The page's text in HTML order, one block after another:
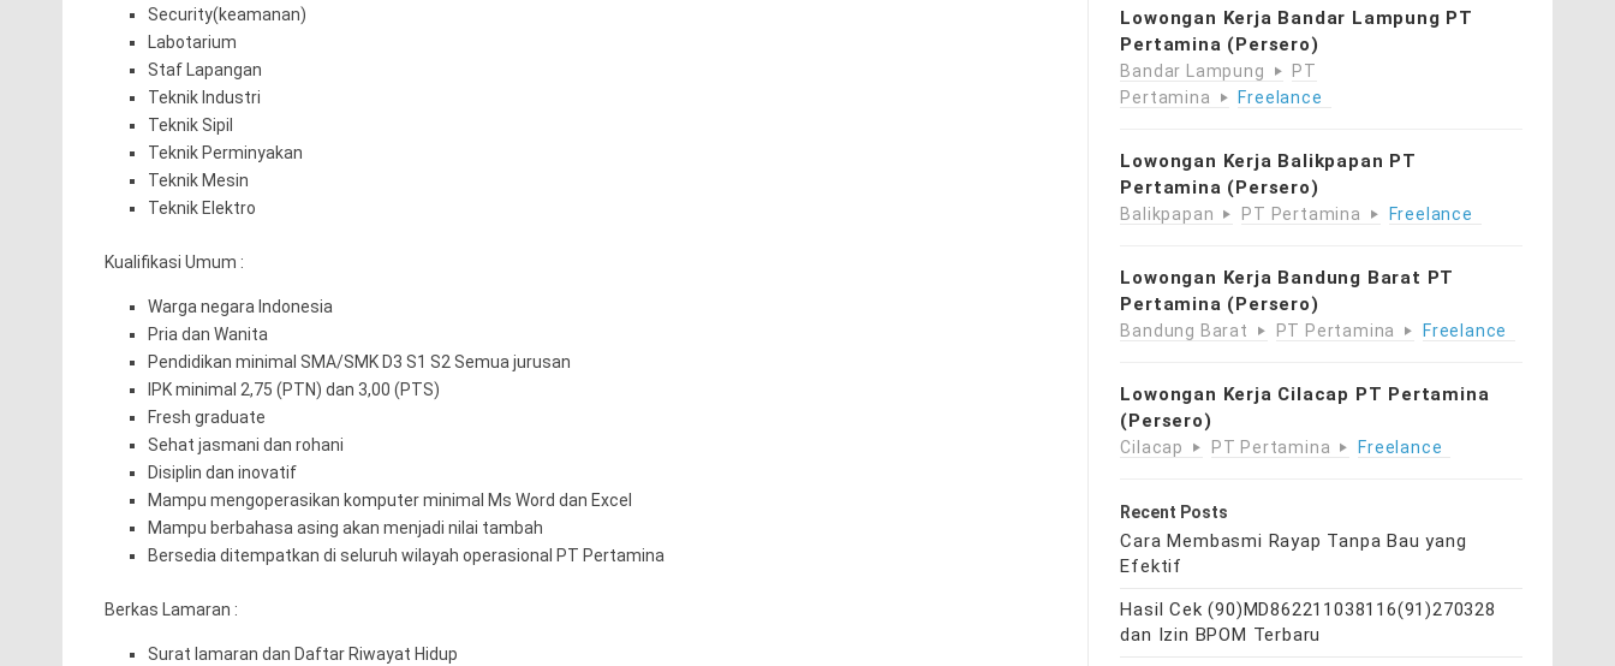
Security(keamanan)
Labotarium
Staf Lapangan
Teknik Industri
Teknik Sipil
Teknik Perminyakan
Teknik Mesin
Teknik Elektro
Kualifikasi Umum :
Warga negara Indonesia
Pria dan Wanita
Pendidikan minimal SMA/SMK D3 S1 S2 Semua jurusan
IPK minimal 2,75 (PTN) dan 3,00 (PTS)
Fresh graduate
Sehat jasmani dan rohani
Disiplin dan inovatif
Mampu mengoperasikan komputer minimal Ms Word dan Excel
Mampu berbahasa asing akan menjadi nilai tambah
Bersedia ditempatkan di seluruh wilayah operasional PT Pertamina
Berkas Lamaran :
Surat lamaran dan Daftar Riwayat Hidup
Lowongan Kerja Bandar Lampung PT
Pertamina (Persero)
Bandar Lampung
PT
Pertamina
Freelance
Lowongan Kerja Balikpapan PT
Pertamina (Persero)
Balikpapan PT Pertamina Freelance
Lowongan Kerja Bandung Barat PT
Pertamina (Persero)
Bandung Barat PT Pertamina Freelance
Lowongan Kerja Cilacap PT Pertamina
(Persero)
Cilacap PT Pertamina Freelance
Recent Posts
Cara Membasmi Rayap Tanpa Bau yang
Efektif
Hasil Cek (90)MD862211038116(91)270328
dan Izin BPOM Terbaru